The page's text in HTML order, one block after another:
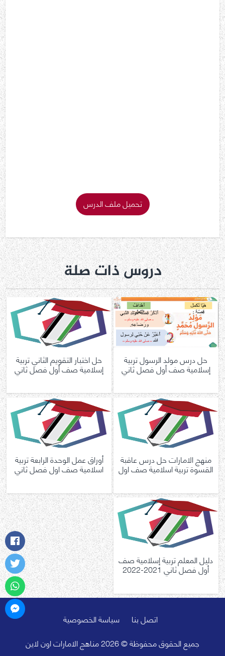
تحميل ملف الدرس
دروس ذات صلة
حل درس مولد الرسول تربية
إسلامية صف أول فصل ثاني
حل اختبار التقويم الثاني تربية
إسلامية صف أول فصل ثاني
منهج الامارات حل درس عاقبة
القسوة تربية اسلامية صف اول
أوراق عمل الوحدة الرابعة تربية
اسلامية صف اول فصل ثاني
دليل المعلم تربية إسلامية صف
أول فصل ثاني 2021-2022
اتصل بنا
سياسة الخصوصية
جميع الحقوق محفوظة © 2026 مناهج الامارات اون لاين